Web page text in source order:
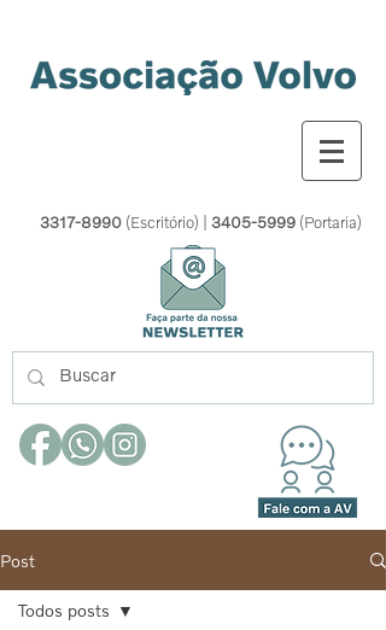
3317-8990 (Escritório) | 3405-5999(Portaria)
Post
Todos posts